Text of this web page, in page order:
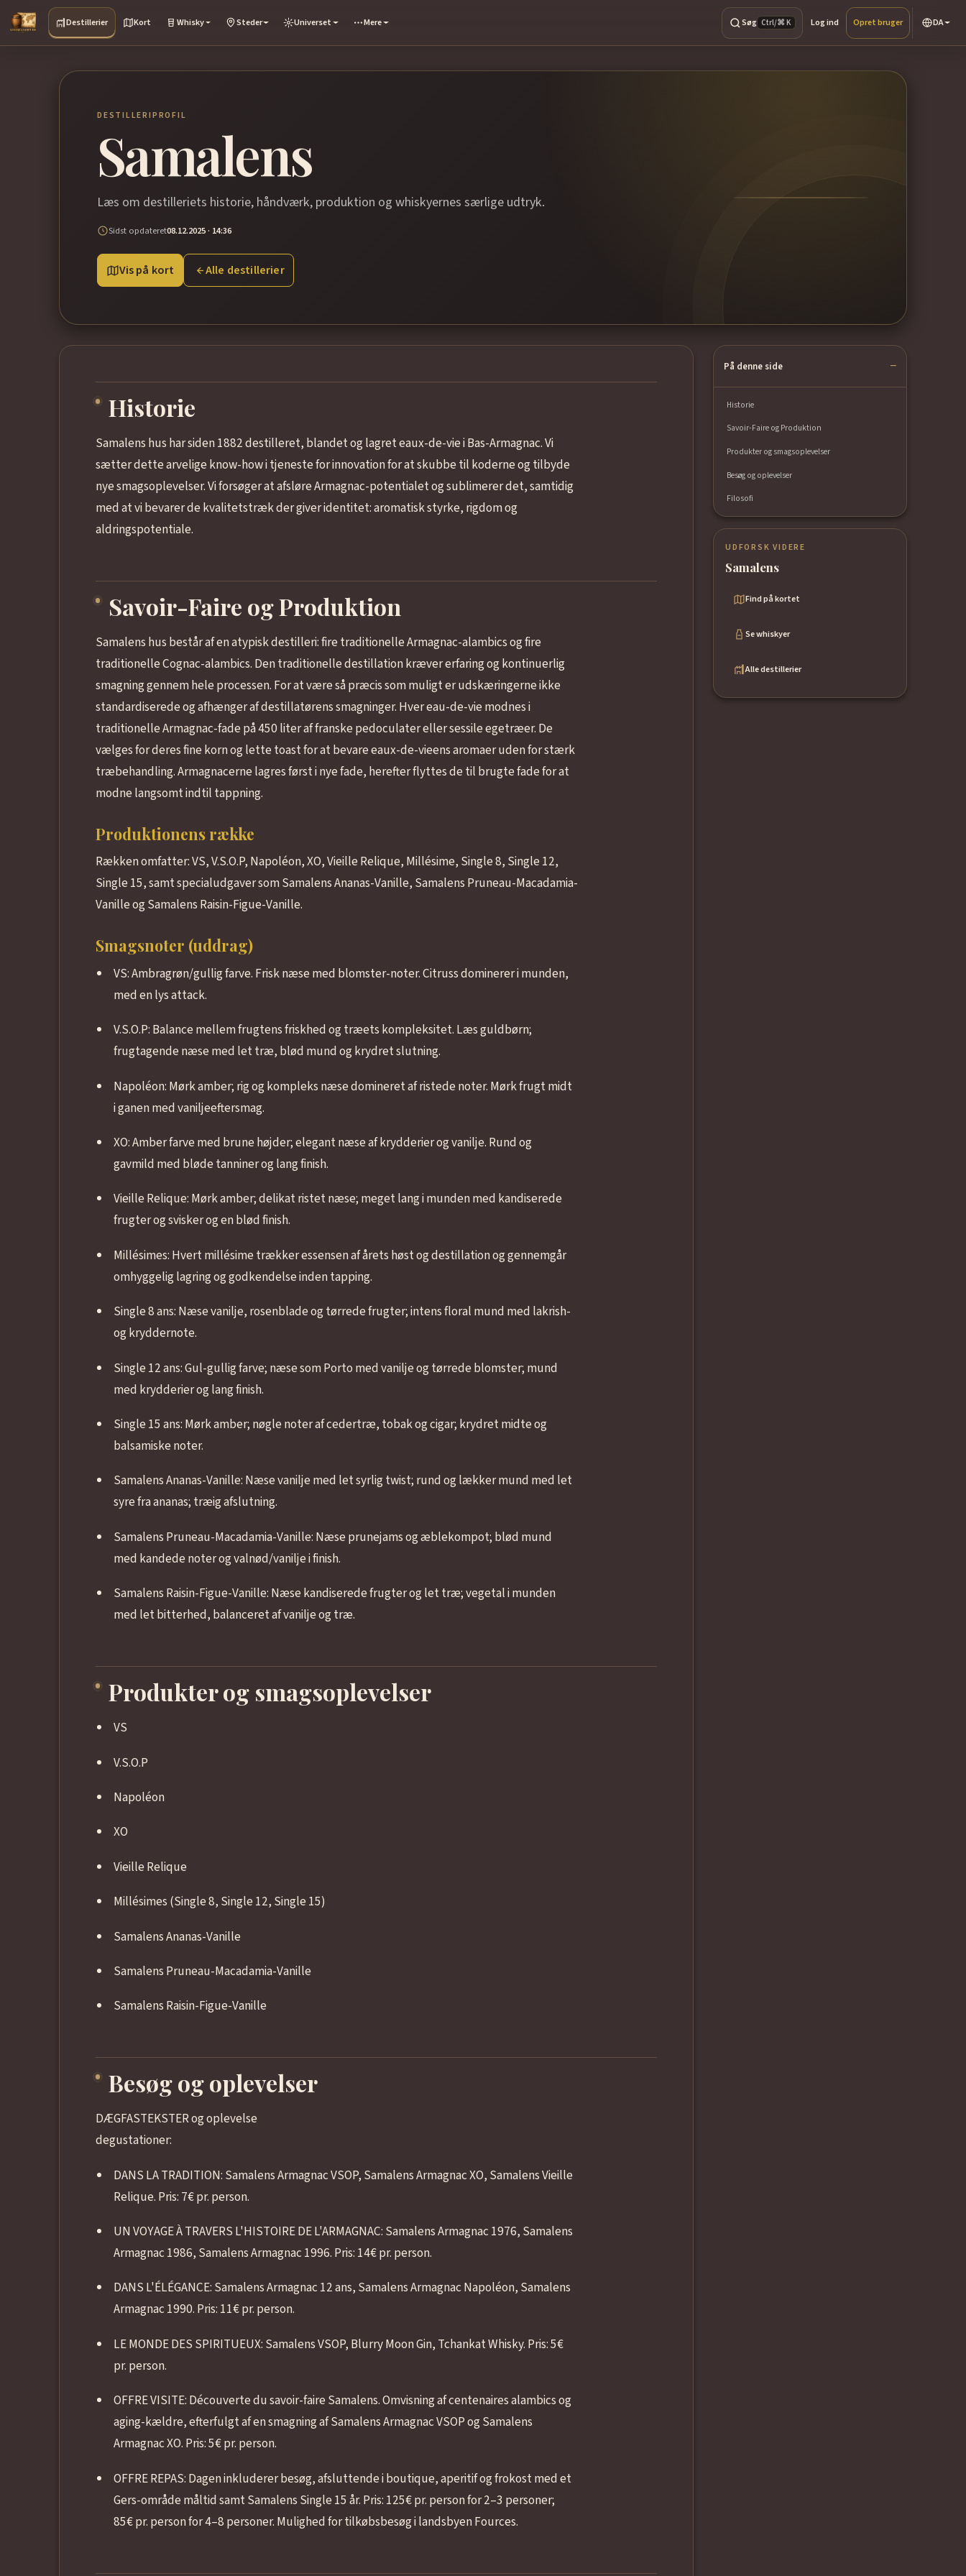
Destillerier Kort Whisky Steder Universet Mere Søg Ctrl/⌘ K Log ind Opret bruger DA
DESTILLERIPROFIL
Samalens
Læs om destilleriets historie, håndværk, produktion og whiskyernes særlige udtryk.
Sidst opdateret08.12.2025 · 14:36
Vis på kort Alle destillerier
På denne side
Historie
Savoir-Faire og Produktion
Produkter og smagsoplevelser
Besøg og oplevelser
Filosofi
UDFORSK VIDERE
Samalens
Find på kortet
Se whiskyer
Alle destillerier
Historie
Samalens hus har siden 1882 destilleret, blandet og lagret eaux-de-vie i Bas-Armagnac. Vi
sætter dette arvelige know-how i tjeneste for innovation for at skubbe til koderne og tilbyde
nye smagsoplevelser. Vi forsøger at afsløre Armagnac-potentialet og sublimerer det, samtidig
med at vi bevarer de kvalitetstræk der giver identitet: aromatisk styrke, rigdom og
aldringspotentiale.
Savoir-Faire og Produktion
Samalens hus består af en atypisk destilleri: fire traditionelle Armagnac-alambics og fire
traditionelle Cognac-alambics. Den traditionelle destillation kræver erfaring og kontinuerlig
smagning gennem hele processen. For at være så præcis som muligt er udskæringerne ikke
standardiserede og afhænger af destillatørens smagninger. Hver eau-de-vie modnes i
traditionelle Armagnac-fade på 450 liter af franske pedoculater eller sessile egetræer. De
vælges for deres fine korn og lette toast for at bevare eaux-de-vieens aromaer uden for stærk
træbehandling. Armagnacerne lagres først i nye fade, herefter flyttes de til brugte fade for at
modne langsomt indtil tappning.
Produktionens række
Rækken omfatter: VS, V.S.O.P, Napoléon, XO, Vieille Relique, Millésime, Single 8, Single 12,
Single 15, samt specialudgaver som Samalens Ananas-Vanille, Samalens Pruneau-Macadamia-
Vanille og Samalens Raisin-Figue-Vanille.
Smagsnoter (uddrag)
VS: Ambragrøn/gullig farve. Frisk næse med blomster-noter. Citruss dominerer i munden,
med en lys attack.
V.S.O.P: Balance mellem frugtens friskhed og træets kompleksitet. Læs guldbørn;
frugtagende næse med let træ, blød mund og krydret slutning.
Napoléon: Mørk amber; rig og kompleks næse domineret af ristede noter. Mørk frugt midt
i ganen med vaniljeeftersmag.
XO: Amber farve med brune højder; elegant næse af krydderier og vanilje. Rund og
gavmild med bløde tanniner og lang finish.
Vieille Relique: Mørk amber; delikat ristet næse; meget lang i munden med kandiserede
frugter og svisker og en blød finish.
Millésimes: Hvert millésime trækker essensen af årets høst og destillation og gennemgår
omhyggelig lagring og godkendelse inden tapping.
Single 8 ans: Næse vanilje, rosenblade og tørrede frugter; intens floral mund med lakrish-
og kryddernote.
Single 12 ans: Gul-gullig farve; næse som Porto med vanilje og tørrede blomster; mund
med krydderier og lang finish.
Single 15 ans: Mørk amber; nøgle noter af cedertræ, tobak og cigar; krydret midte og
balsamiske noter.
Samalens Ananas-Vanille: Næse vanilje med let syrlig twist; rund og lækker mund med let
syre fra ananas; træig afslutning.
Samalens Pruneau-Macadamia-Vanille: Næse prunejams og æblekompot; blød mund
med kandede noter og valnød/vanilje i finish.
Samalens Raisin-Figue-Vanille: Næse kandiserede frugter og let træ; vegetal i munden
med let bitterhed, balanceret af vanilje og træ.
Produkter og smagsoplevelser
VS
V.S.O.P
Napoléon
XO
Vieille Relique
Millésimes (Single 8, Single 12, Single 15)
Samalens Ananas-Vanille
Samalens Pruneau-Macadamia-Vanille
Samalens Raisin-Figue-Vanille
Besøg og oplevelser
DÆGFASTEKSTER og oplevelse
degustationer:
DANS LA TRADITION: Samalens Armagnac VSOP, Samalens Armagnac XO, Samalens Vieille
Relique. Pris: 7€ pr. person.
UN VOYAGE À TRAVERS L'HISTOIRE DE L'ARMAGNAC: Samalens Armagnac 1976, Samalens
Armagnac 1986, Samalens Armagnac 1996. Pris: 14€ pr. person.
DANS L'ÉLÉGANCE: Samalens Armagnac 12 ans, Samalens Armagnac Napoléon, Samalens
Armagnac 1990. Pris: 11€ pr. person.
LE MONDE DES SPIRITUEUX: Samalens VSOP, Blurry Moon Gin, Tchankat Whisky. Pris: 5€
pr. person.
OFFRE VISITE: Découverte du savoir-faire Samalens. Omvisning af centenaires alambics og
aging-kældre, efterfulgt af en smagning af Samalens Armagnac VSOP og Samalens
Armagnac XO. Pris: 5€ pr. person.
OFFRE REPAS: Dagen inkluderer besøg, afsluttende i boutique, aperitif og frokost med et
Gers-område måltid samt Samalens Single 15 år. Pris: 125€ pr. person for 2–3 personer;
85€ pr. person for 4–8 personer. Mulighed for tilkøbsbesøg i landsbyen Fources.